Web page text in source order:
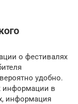
о фестивалях
удобно.
информации в
информация